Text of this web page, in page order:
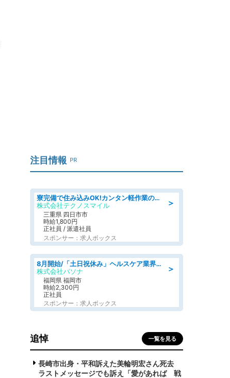
注目情報 PR
＞
寮完備で住み込みOK!カンタン軽作業のお仕事 denso aichi
株式会社テクノスマイル
三重県 四日市市
時給1,800円
正社員 / 派遣社員
スポンサー：求人ボックス
＞
8月開始/「土日祝休み」ヘルスケア業界の産業保健師/高時給/未経験OK/要資格:保健師、正看護師
株式会社パソナ
福岡県 福岡市
時給2,300円
正社員
スポンサー：求人ボックス
追悼 一覧を見る
長崎市出身・平和訴えた美輪明宏さん死去
ラストメッセージでも訴え「愛があれば 戦